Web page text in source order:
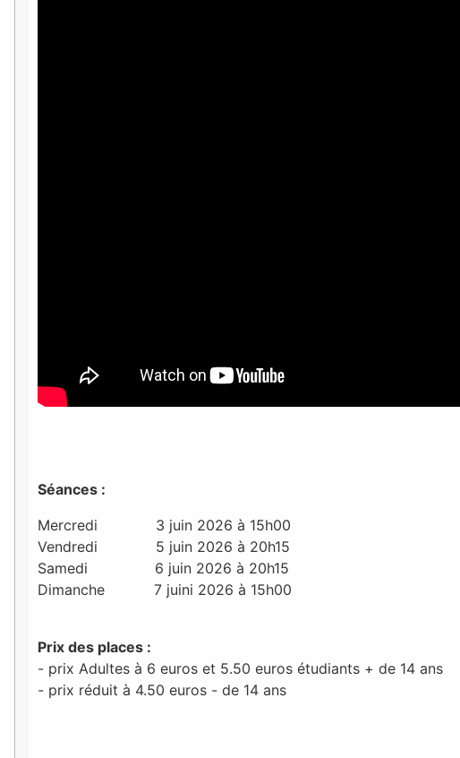
Séances :
Mercredi 3 juin 2026 à 15h00
Vendredi 5 juin 2026 à 20h15
Samedi 6 juin 2026 à 20h15
Dimanche 7 juini 2026 à 15h00
Prix des places :
- prix Adultes à 6 euros et 5.50 euros étudiants + de 14 ans
- prix réduit à 4.50 euros - de 14 ans